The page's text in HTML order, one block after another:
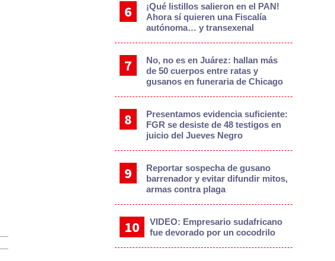
¡Qué listillos salieron en el PAN!
Ahora sí quieren una Fiscalía
autónoma… y transexenal
No, no es en Juárez: hallan más
de 50 cuerpos entre ratas y
gusanos en funeraria de Chicago
Presentamos evidencia suficiente:
FGR se desiste de 48 testigos en
juicio del Jueves Negro
Reportar sospecha de gusano
barrenador y evitar difundir mitos,
armas contra plaga
VIDEO: Empresario sudafricano
fue devorado por un cocodrilo